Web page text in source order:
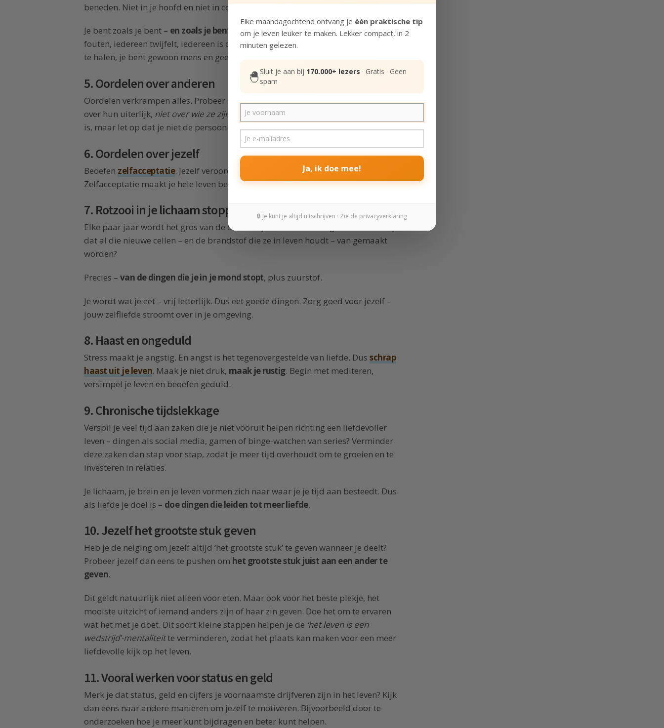
beneden. Niet in je hoofd en niet in conversaties met anderen.
Je bent zoals je bent – en zoals je bent ben je goed genoeg. Iedereen maakt
fouten, iedereen twijfelt, iedereen is onzeker. Geen reden om jezelf naar beneden
te halen, je bent gewoon mens en geen plant. Het is niet anders.
5. Oordelen over anderen
Oordelen verkrampen alles. Probeer om mensen niet langer te veroordelen. Niet
over hun uiterlijk, niet over wie ze zijn
. Je kunt gedrag beroordelen als dat nodig
is, maar let op dat je niet de persoon veroordeelt.
6. Oordelen over jezelf
Beoefen zelfacceptatie. Jezelf veroordelen maakt alles minder goed.
Zelfacceptatie maakt je hele leven beter.
7. Rotzooi in je lichaam stoppen
Elke paar jaar wordt het gros van de cellen in je lichaam vervangen. Waar denk je
dat al die nieuwe cellen – en de brandstof die ze in leven houdt – van gemaakt
worden?
Precies – van de dingen die je in je mond stopt, plus zuurstof.
Je wordt wat je eet – vrij letterlijk. Dus eet goede dingen. Zorg goed voor jezelf –
jouw zelfliefde stroomt over in je omgeving.
8. Haast en ongeduld
Stress maakt je angstig. En angst is het tegenovergestelde van liefde. Dus schrap
haast uit je leven. Maak je niet druk, maak je rustig. Begin met mediteren,
versimpel je leven en beoefen geduld.
9. Chronische tijdslekkage
Verspil je veel tijd aan zaken die je niet vooruit helpen richting een liefdevoller
leven – dingen als social media, gamen of binge-watchen van series? Verminder
deze zaken dan stap voor stap, zodat je meer tijd overhoudt om te groeien en te
investeren in relaties.
Je lichaam, je brein en je leven vormen zich naar waar je je tijd aan besteedt. Dus
als liefde je doel is – doe dingen die leiden tot meer liefde.
10. Jezelf het grootste stuk geven
Heb je de neiging om jezelf altijd ‘het grootste stuk’ te geven wanneer je deelt?
Probeer jezelf dan eens te pushen om het grootste stuk juist aan een ander te
geven.
Dit geldt natuurlijk niet alleen voor eten. Maar ook voor het beste plekje, het
mooiste uitzicht of iemand anders zijn of haar zin geven. Doe het om te ervaren
wat het met je doet. Dit soort kleine stappen helpen je de ‘het leven is een
wedstrijd’-mentaliteitte verminderen, zodat het plaats kan maken voor een meer
liefdevolle kijk op het leven.
11. Vooral werken voor status en geld
Merk je dat status, geld en cijfers je voornaamste drijfveren zijn in het leven? Kijk
dan eens naar andere manieren om jezelf te motiveren. Bijvoorbeeld door te
onderzoeken hoe je meer kunt bijdragen en beter kunt helpen.
Elke maandagochtend ontvang je één praktische tip
om je leven leuker te maken. Lekker compact, in 2
minuten gelezen.
🐣 Sluit je aan bij 170.000+ lezers · Gratis · Geen
spam
Ja, ik doe mee!
🔒 Je kunt je altijd uitschrijven · Zie de privacyverklaring